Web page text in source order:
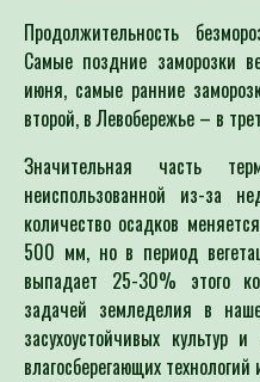
Продолжительность
Самые поздние заморозки
июня, самые ранние
второй, в Левобережье – в
Значительная часть
неиспользованной из-за
количество осадков
500 мм, но в период
выпадает 25-30% этого
задачей земледелия в
засухоустойчивых культур
влагосберегающих